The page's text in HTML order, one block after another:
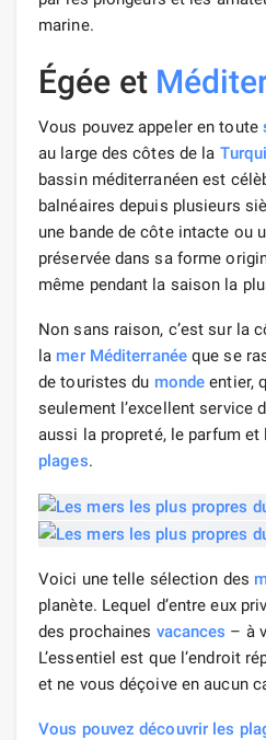
marine.
Égée et
Vous pouvez appeler en toute
au large des côtes de la
bassin méditerranéen est
balnéaires depuis plusieurs
une bande de côte intacte ou
préservée dans sa forme
même pendant la saison la
Non sans raison, c’est sur la
la mer Méditerranéeque se
de touristes du monde entier,
seulement l’excellent service
aussi la propreté, le parfum
plages.
Voici une telle sélection des
planète. Lequel d’entre eux
des prochaines vacances – à
L’essentiel est que l’endroit
et ne vous déçoive en aucun
Vous pouvez découvrir les